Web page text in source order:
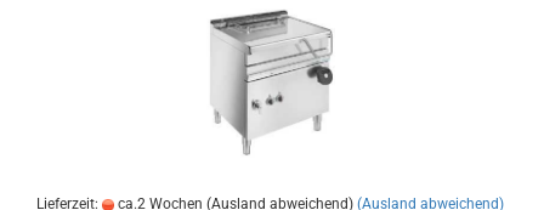
Lieferzeit: ca.2 Wochen (Ausland abweichend) (Ausland abweichend)